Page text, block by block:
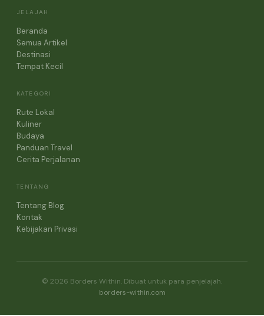
JELAJAH
Beranda
Semua Artikel
Destinasi
Tempat Kecil
KATEGORI
Rute Lokal
Kuliner
Budaya
Panduan Travel
Cerita Perjalanan
TENTANG
Tentang Blog
Kontak
Kebijakan Privasi
© 2026 Borders Within. Dibuat untuk para penjelajah.
borders-within.com